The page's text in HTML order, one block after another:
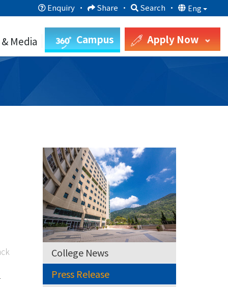
Enquiry · Share · Search · Eng
Media Campus Apply Now
College News
Press Release